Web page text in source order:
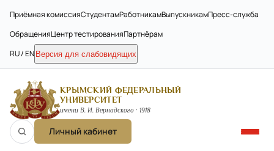
Приёмная комиссияСтудентамРаботникамВыпускникамПресс-служба
ОбращенияЦентр тестированияПартнёрам
RU / EN Версия для слабовидящих
КРЫМСКИЙ ФЕДЕРАЛЬНЫЙ
УНИВЕРСИТЕТ
имени В. И. Вернадского · 1918
Личный кабинет